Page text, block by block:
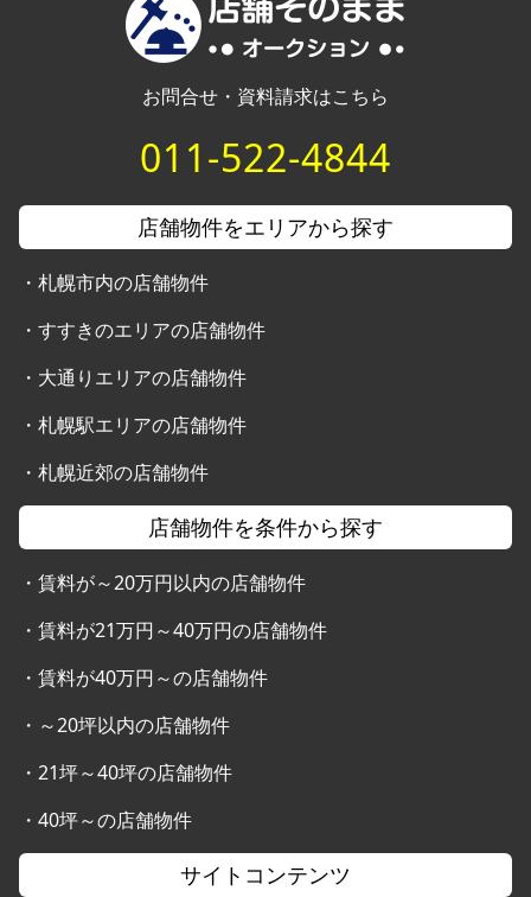
お問合せ・資料請求はこちら
011-522-4844
店舗物件をエリアから探す
・ 札幌市内の店舗物件
・ すすきのエリアの店舗物件
・ 大通りエリアの店舗物件
・ 札幌駅エリアの店舗物件
・ 札幌近郊の店舗物件
店舗物件を条件から探す
・ 賃料が～20万円以内の店舗物件
・ 賃料が21万円～40万円の店舗物件
・ 賃料が40万円～の店舗物件
・ ～20坪以内の店舗物件
・ 21坪～40坪の店舗物件
・ 40坪～の店舗物件
サイトコンテンツ